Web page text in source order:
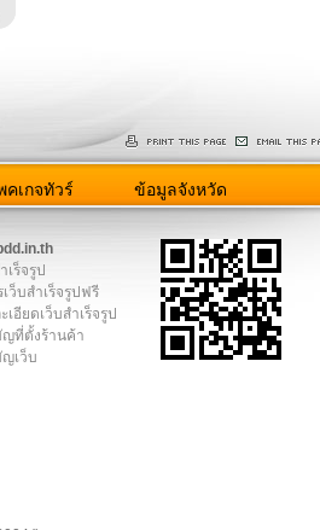
คเกจทัวร์ ข้อมูลจังหวัด
เร็จรูป
ว็บสำเร็จรูปฟรี
เอียดเว็บสำเร็จรูป
ญที่ตั้งร้านค้า
ญเว็บ